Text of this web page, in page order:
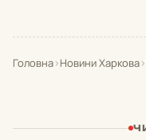
Головна›Новини Харкова›